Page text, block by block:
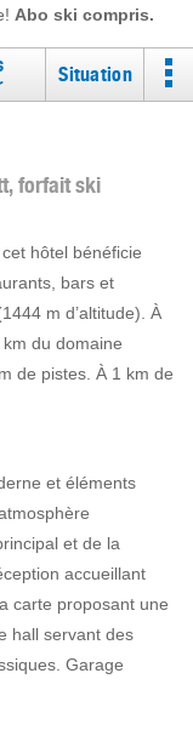
Abo ski compris.
Situation
forfait ski
hôtel bénéficie
bars et
m d’altitude). À
du domaine
de pistes. À 1 km de
et éléments
et de la
accueillant
carte proposant une
hall servant des
Garage